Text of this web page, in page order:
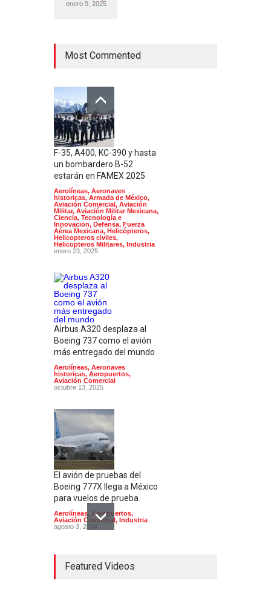
enero 9, 2025
Most Commented
F-35, A400, KC-390 y hasta
un bombardero B-52
estarán en FAMEX 2025
Aerolíneas, Aeronaves
historicas, Armada de México,
Aviación Comercial, Aviación
Militar, Aviación Militar Mexicana,
Ciencia, Tecnología e
Innovacion, Defensa, Fuerza
Aérea Mexicana, Helicópteros,
Helicopteros civiles,
Helicopteros Militares, Industria
enero 23, 2025
Airbus A320 desplaza al
Boeing 737 como el avión
más entregado del mundo
Aerolíneas, Aeronaves
historicas, Aeropuertos,
Aviación Comercial
octubre 13, 2025
El avión de pruebas del
Boeing 777X llega a México
para vuelos de prueba
Aerolíneas, Aeropuertos,
Aviación Comercial, Industria
agosto 3, 2024
Featured Videos